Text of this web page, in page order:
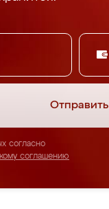
Отправить
согласно
соглашению